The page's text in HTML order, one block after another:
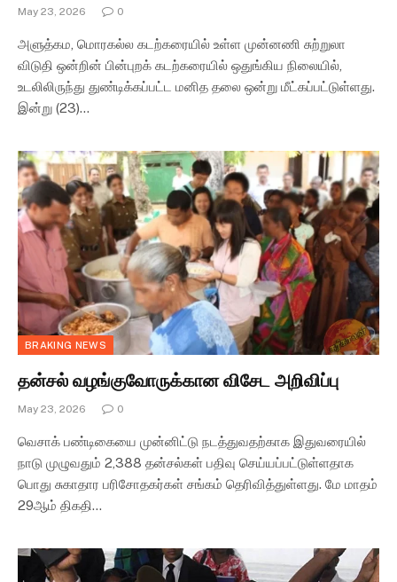
May 23, 2026 0
அளுத்கம, மொரகல்ல கடற்கரையில் உள்ள முன்னணி சுற்றுலா
விடுதி ஒன்றின் பின்புறக் கடற்கரையில் ஒதுங்கிய நிலையில்,
உடலிலிருந்து துண்டிக்கப்பட்ட மனித தலை ஒன்று மீட்கப்பட்டுள்ளது.
இன்று (23)…
BRAKING NEWS
தன்சல் வழங்குவோருக்கான விசேட அறிவிப்பு
May 23, 2026 0
வெசாக் பண்டிகையை முன்னிட்டு நடத்துவதற்காக இதுவரையில்
நாடு முழுவதும் 2,388 தன்சல்கள் பதிவு செய்யப்பட்டுள்ளதாக
பொது சுகாதார பரிசோதகர்கள் சங்கம் தெரிவித்துள்ளது. மே மாதம்
29ஆம் திகதி…